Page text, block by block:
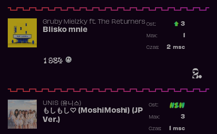
2.
Gruby Mielzkyft. The Returners
Blisko mnie
1 984
Ost.: 3
Max:
2 msc
Czas:
UNIS (유니스)
もしもし♡ (MoshiMoshi) (JP
Ver.)
Ost:
3
Max:
msc
Czas: